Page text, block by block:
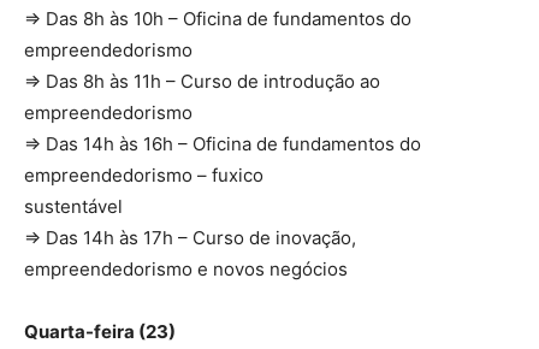
⇒ Das 8h às 10h – Oficina de fundamentos do
empreendedorismo
⇒ Das 8h às 11h – Curso de introdução ao
empreendedorismo
⇒ Das 14h às 16h – Oficina de fundamentos do
empreendedorismo – fuxico
sustentável
⇒ Das 14h às 17h – Curso de inovação,
empreendedorismo e novos negócios
Quarta-feira (23)